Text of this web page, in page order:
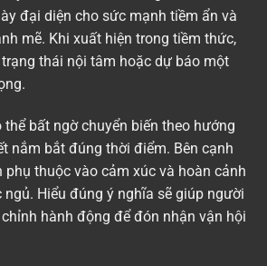
đại diện cho sức mạnh tiềm ẩn và
mẽ. Khi xuất hiện trong tiềm thức,
thái nội tâm hoặc dự báo một
bất ngờ chuyển biến theo hướng
nắm bắt đúng thời điểm. Bên cạnh
phụ thuộc vào cảm xúc và hoàn cảnh
Hiểu đúng ý nghĩa sẽ giúp người
hành động để đón nhận vận hội